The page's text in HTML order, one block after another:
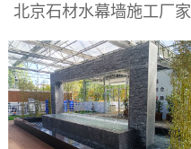
北京石材水幕墙施工厂家